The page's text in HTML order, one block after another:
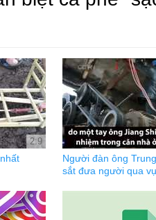
2:9
Người đàn ông
sắt đưa người qua